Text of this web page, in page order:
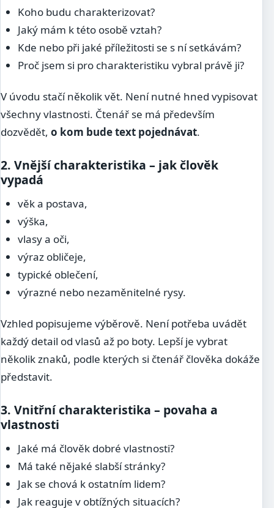
Koho budu charakterizovat?
Jaký mám k této osobě vztah?
Kde nebo při jaké příležitosti se s ní setkávám?
Proč jsem si pro charakteristiku vybral právě ji?
V úvodu stačí několik vět. Není nutné hned vypisovat
všechny vlastnosti. Čtenář se má především
dozvědět, o kom bude text pojednávat.
2. Vnější charakteristika – jak člověk
vypadá
věk a postava,
výška,
vlasy a oči,
výraz obličeje,
typické oblečení,
výrazné nebo nezaměnitelné rysy.
Vzhled popisujeme výběrově. Není potřeba uvádět
každý detail od vlasů až po boty. Lepší je vybrat
několik znaků, podle kterých si čtenář člověka dokáže
představit.
3. Vnitřní charakteristika – povaha a
vlastnosti
Jaké má člověk dobré vlastnosti?
Má také nějaké slabší stránky?
Jak se chová k ostatním lidem?
Jak reaguje v obtížných situacích?